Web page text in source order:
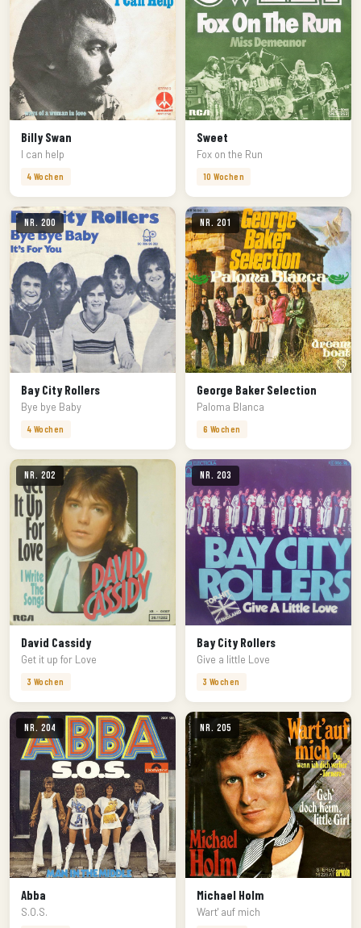
Billy Swan
I can help
4 Wochen
Sweet
Fox on the Run
10 Wochen
Nr. 200
Bay City Rollers
Bye bye Baby
4 Wochen
Nr. 201
George Baker Selection
Paloma Blanca
6 Wochen
Nr. 202
David Cassidy
Get it up for Love
3 Wochen
Nr. 203
Bay City Rollers
Give a little Love
3 Wochen
Nr. 204
Abba
S.O.S.
Nr. 205
Michael Holm
Wart' auf mich